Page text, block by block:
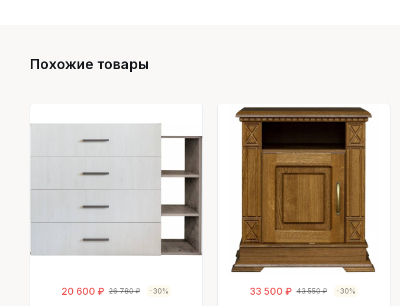
Похожие товары
20 600 ₽ 26 780 ₽ -30% 33 500 ₽ 43 550 ₽ -30%